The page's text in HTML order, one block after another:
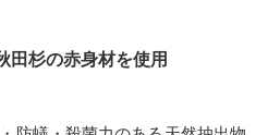
コラム
田杉の赤身材を使用